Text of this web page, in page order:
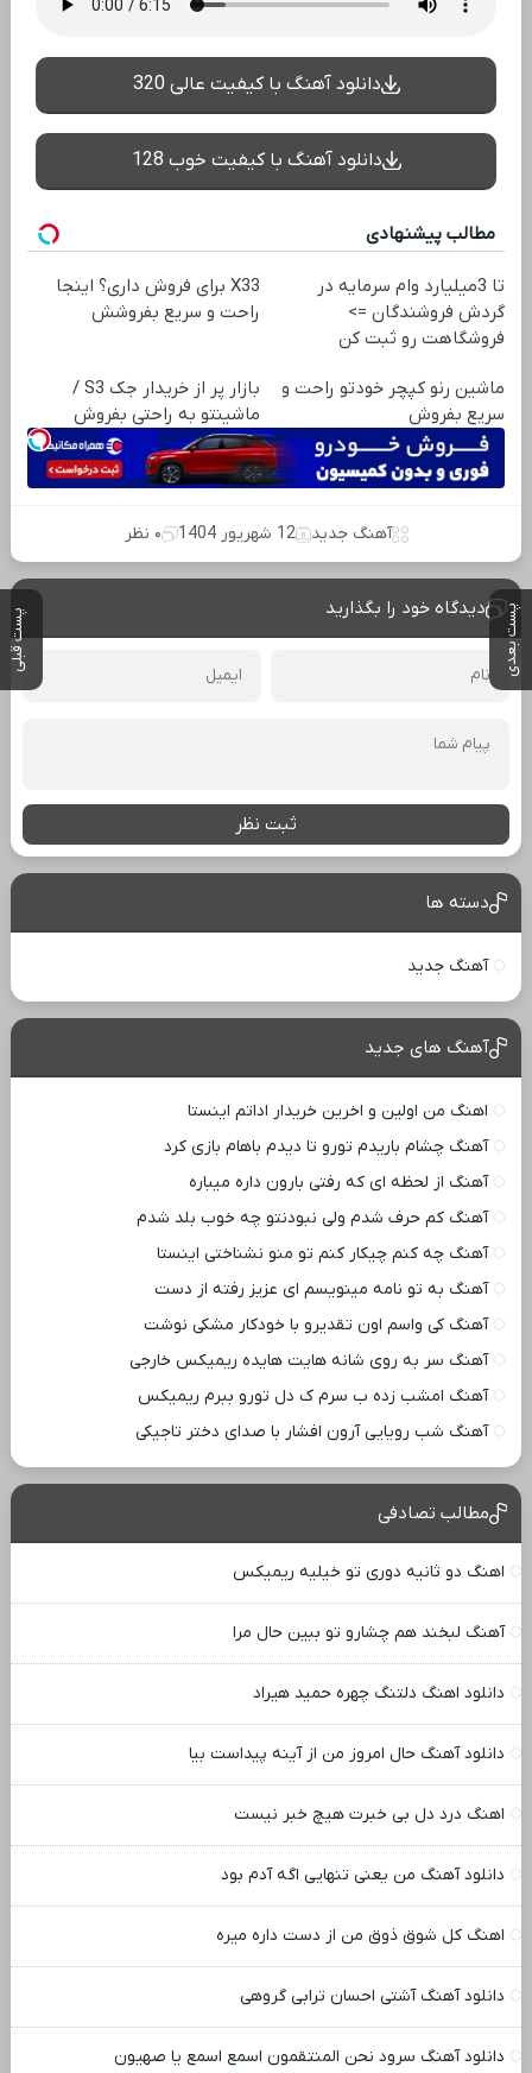
پست بعدی پست قبلی
دانلود آهنگ با کیفیت عالی 320
دانلود آهنگ با کیفیت خوب 128
مطالب پیشنهادی
تا 3میلیارد وام سرمایه در
گردش فروشندگان =>
فروشگاهت رو ثبت کن
X33 برای فروش داری؟ اینجا
راحت و سریع بفروشش
ماشین رنو کپچر خودتو راحت و
سریع بفروش
بازار پر از خریدار جک S3 /
ماشینتو به راحتی بفروش
آهنگ جدید 12 شهریور 1404 ۰ نظر
دیدگاه خود را بگذارید
ثبت نظر
دسته ها
آهنگ جدید
آهنگ های جدید
اهنگ من اولین و اخرین خریدار اداتم اینستا
آهنگ چشام باریدم تورو تا دیدم باهام بازی کرد
آهنگ از لحظه ای که رفتی بارون داره میباره
آهنگ کم حرف شدم ولی نبودنتو چه خوب بلد شدم
آهنگ چه کنم چیکار کنم تو منو نشناختی اینستا
آهنگ به تو نامه مینویسم ای عزیز رفته از دست
آهنگ کی واسم اون تقدیرو با خودکار مشکی نوشت
آهنگ سر به روی شانه هایت هایده ریمیکس خارجی
آهنگ امشب زده ب سرم ک دل تورو ببرم ریمیکس
آهنگ شب رویایی آرون افشار با صدای دختر تاجیکی
مطالب تصادفی
اهنگ دو ثانیه دوری تو خیلیه ریمیکس
آهنگ لبخند هم چشارو تو ببین حال مرا
دانلود اهنگ دلتنگ چهره حمید هیراد
دانلود آهنگ حال امروز من از آینه پیداست بیا
اهنگ درد دل بی خبرت هیچ خبر نیست
دانلود آهنگ من یعنی تنهایی اگه آدم بود
اهنگ کل شوق ذوق من از دست داره میره
دانلود آهنگ آشتی احسان ترابی گروهی
دانلود آهنگ سرود نحن المنتقمون اسمع اسمع یا صهیون